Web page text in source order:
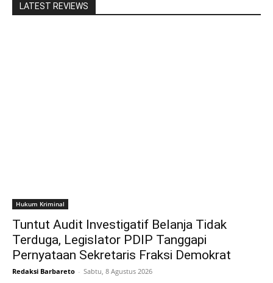
LATEST REVIEWS
Hukum Kriminal
Tuntut Audit Investigatif Belanja Tidak
Terduga, Legislator PDIP Tanggapi
Pernyataan Sekretaris Fraksi Demokrat
Redaksi Barbareto - Sabtu, 8 Agustus 2026